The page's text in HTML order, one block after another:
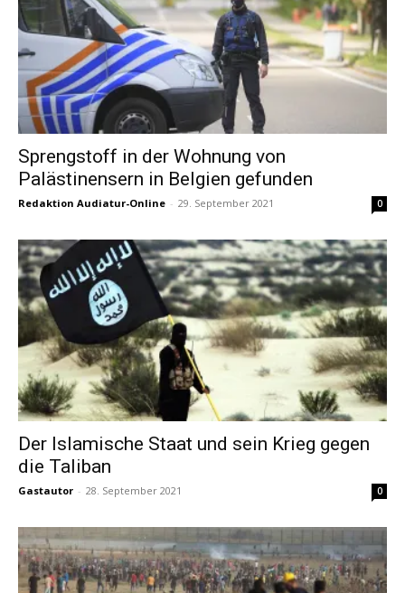
Sprengstoff in der Wohnung von
Palästinensern in Belgien gefunden
Redaktion Audiatur-Online - 29. September 2021 0
Der Islamische Staat und sein Krieg gegen
die Taliban
Gastautor - 28. September 2021 0